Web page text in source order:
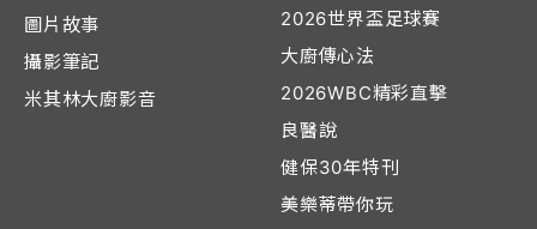
圖片故事
攝影筆記
米其林大廚影音
2026世界盃足球賽
大廚傳心法
2026WBC精彩直擊
良醫說
健保30年特刊
美樂蒂帶你玩